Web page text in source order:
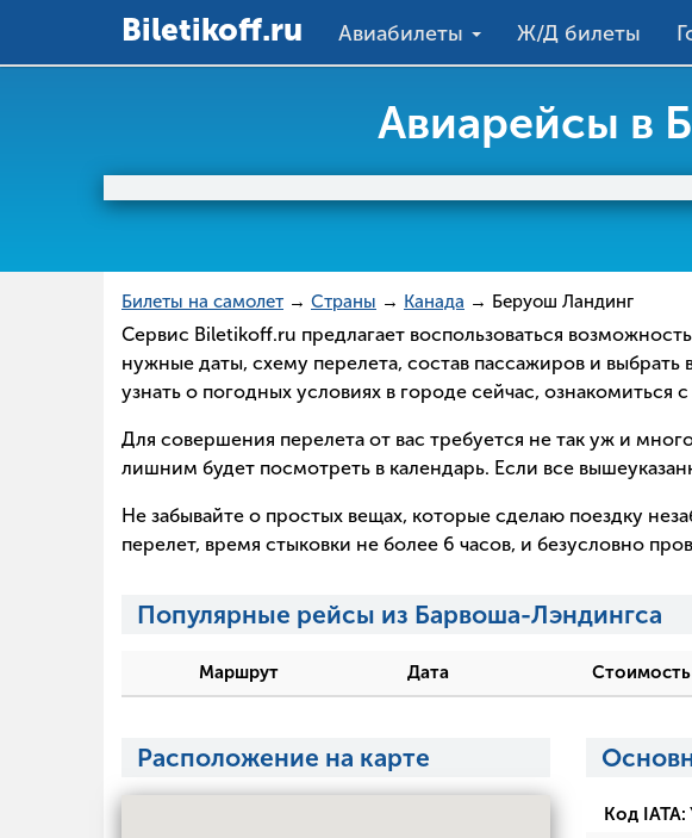
Вiletikoff.ru Авиабилеты Ж/Д билеты
Авиарейсы в
Билеты на самолет → Страны → Канада → Беруош Ландинг
Сервис Biletikoff.ru предлагает воспользоваться
нужные даты, схему перелета, состав пассажиров и
узнать о погодных условиях в городе сейчас,
Для совершения перелета от вас требуется не так уж и
лишним будет посмотреть в календарь. Если все
Не забывайте о простых вещах, которые сделаю поездку
перелет, время стыковки не более 6 часов, и безусловно
Популярные рейсы из Барвоша-Лэндингса
Маршрут Дата Стоимость
Расположение на карте
Код IATA: